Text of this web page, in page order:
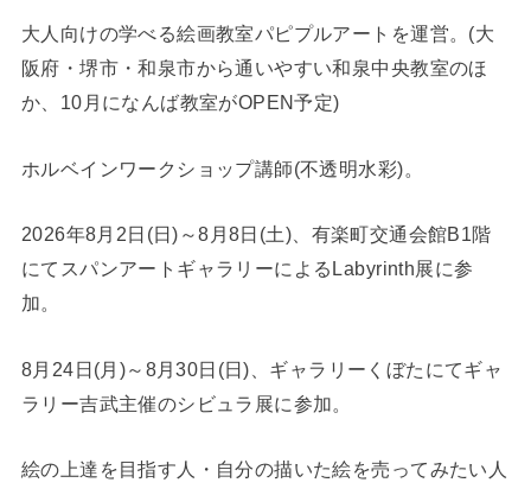
大人向けの学べる絵画教室パピプルアートを運営。(大
阪府・堺市・和泉市から通いやすい和泉中央教室のほ
か、10月になんば教室がOPEN予定)
ホルベインワークショップ講師(不透明水彩)。
2026年8月2日(日)～8月8日(土)、有楽町交通会館B1階
にてスパンアートギャラリーによるLabyrinth展に参
加。
8月24日(月)～8月30日(日)、ギャラリーくぼたにてギャ
ラリー吉武主催のシビュラ展に参加。
絵の上達を目指す人・自分の描いた絵を売ってみたい人